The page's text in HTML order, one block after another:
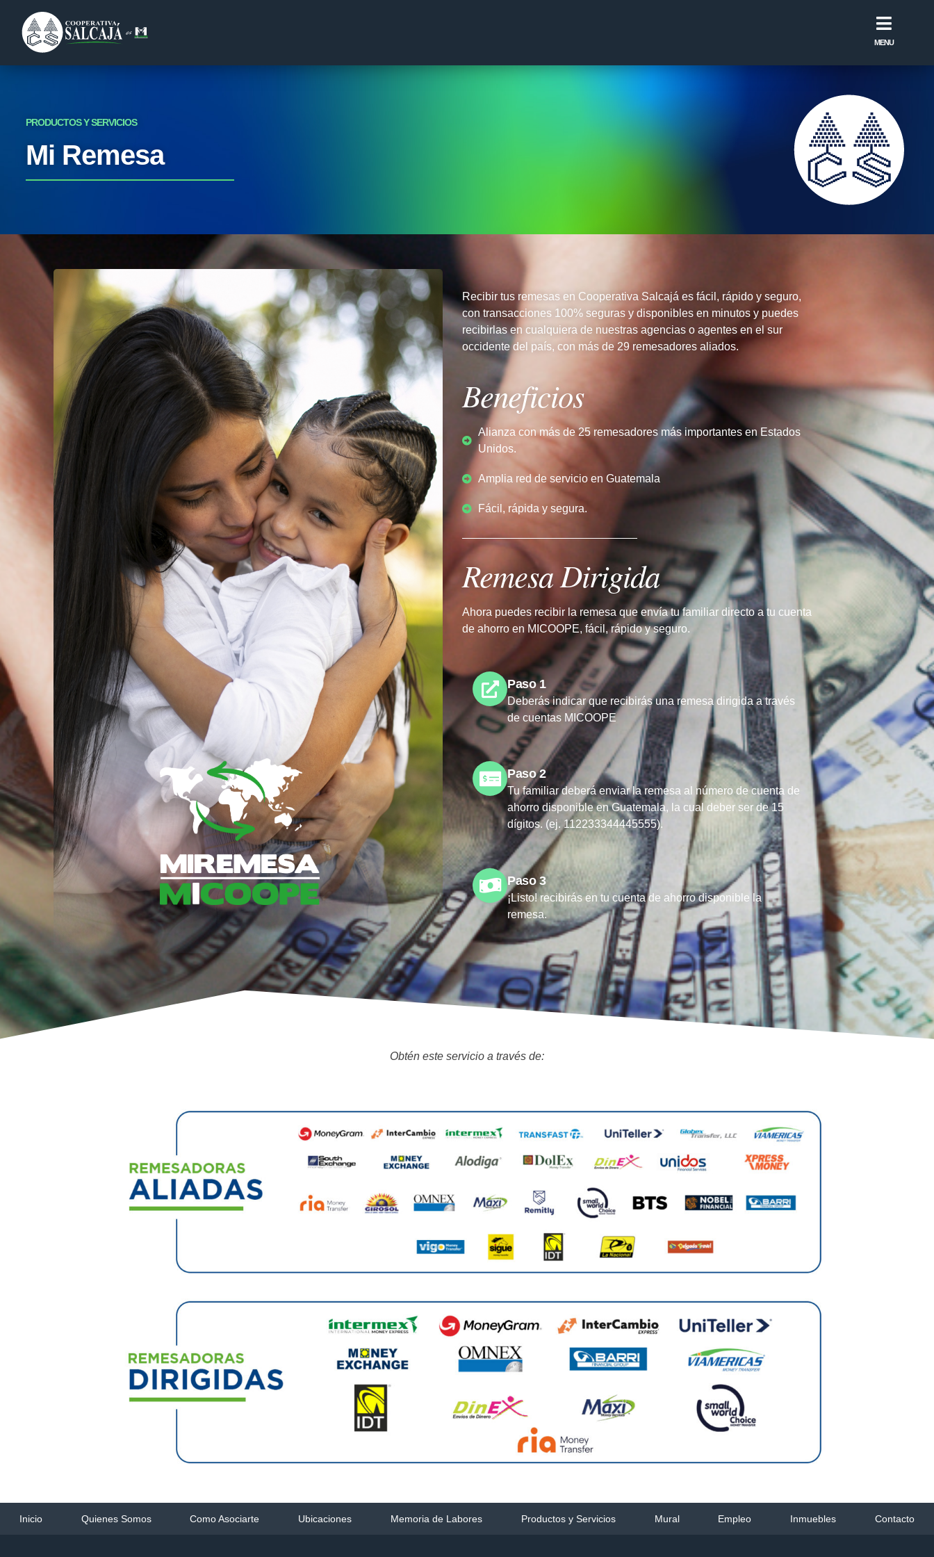
MENU
PRODUCTOS Y SERVICIOS
Mi Remesa
Recibir tus remesas en Cooperativa Salcajá es fácil, rápido y seguro,
con transacciones 100% seguras y disponibles en minutos y puedes
recibirlas en cualquiera de nuestras agencias o agentes en el sur
occidente del país, con más de 29 remesadores aliados.
Beneficios
Alianza con más de 25 remesadores más importantes en Estados
Unidos.
Amplia red de servicio en Guatemala
Fácil, rápida y segura.
Remesa Dirigida
Ahora puedes recibir la remesa que envía tu familiar directo a tu cuenta
de ahorro en MICOOPE, fácil, rápido y seguro.
Paso 1
Deberás indicar que recibirás una remesa dirigida a través
de cuentas MICOOPE
Paso 2
Tu familiar deberá enviar la remesa al número de cuenta de
ahorro disponible en Guatemala, la cual deber ser de 15
dígitos. (ej. 112233344445555).
Paso 3
¡Listo! recibirás en tu cuenta de ahorro disponible la
remesa.
Obtén este servicio a través de:
Inicio Quienes Somos Como Asociarte Ubicaciones Memoria de Labores Productos y Servicios Mural Empleo Inmuebles Contacto